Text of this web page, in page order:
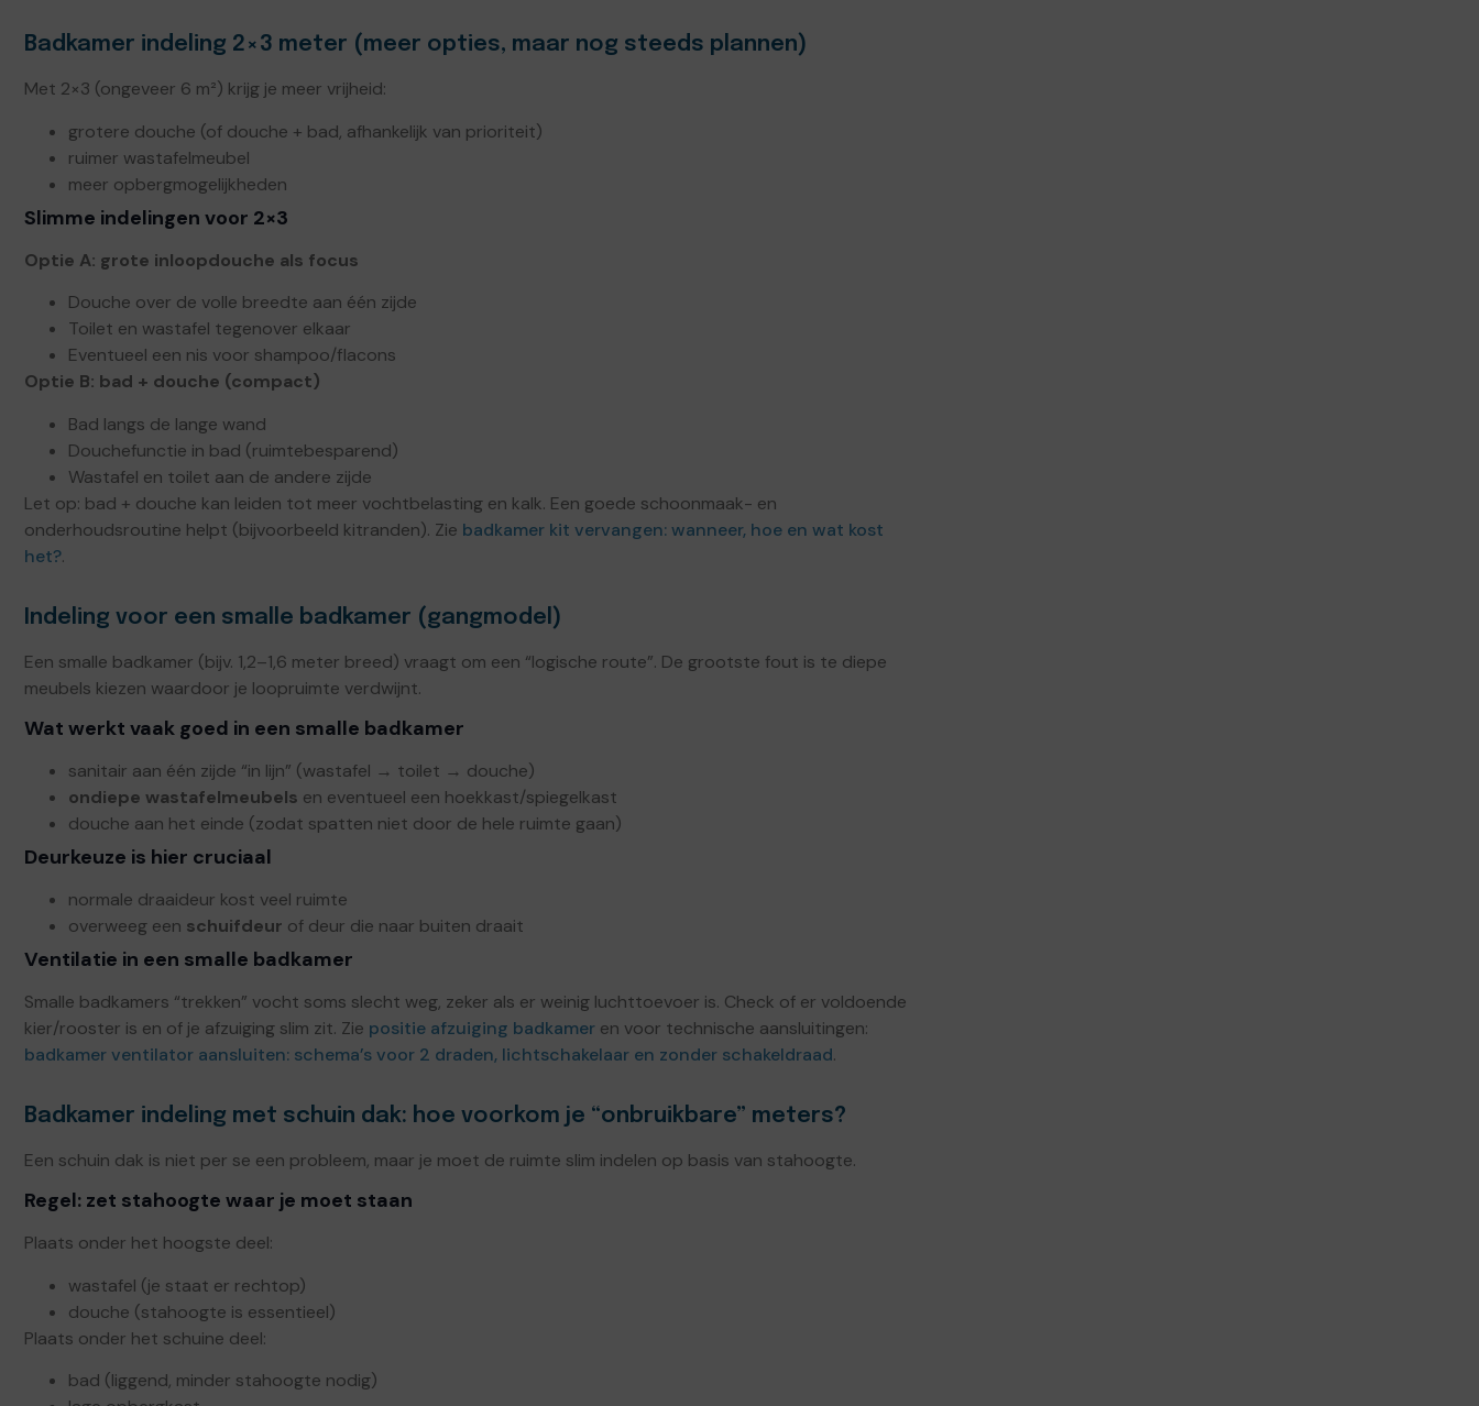
Badkamer indeling 2×3 meter (meer opties, maar nog steeds plannen)
Met 2×3 (ongeveer 6 m²) krijg je meer vrijheid:
grotere douche (of douche + bad, afhankelijk van prioriteit)
ruimer wastafelmeubel
meer opbergmogelijkheden
Slimme indelingen voor 2×3
Optie A: grote inloopdouche als focus
Douche over de volle breedte aan één zijde
Toilet en wastafel tegenover elkaar
Eventueel een nis voor shampoo/flacons
Optie B: bad + douche (compact)
Bad langs de lange wand
Douchefunctie in bad (ruimtebesparend)
Wastafel en toilet aan de andere zijde
Let op: bad + douche kan leiden tot meer vochtbelasting en kalk. Een goede schoonmaak- en
onderhoudsroutine helpt (bijvoorbeeld kitranden). Zie badkamer kit vervangen: wanneer, hoe en wat kost
het?.
Indeling voor een smalle badkamer (gangmodel)
Een smalle badkamer (bijv. 1,2–1,6 meter breed) vraagt om een “logische route”. De grootste fout is te diepe
meubels kiezen waardoor je loopruimte verdwijnt.
Wat werkt vaak goed in een smalle badkamer
sanitair aan één zijde “in lijn” (wastafel → toilet → douche)
ondiepe wastafelmeubels en eventueel een hoekkast/spiegelkast
douche aan het einde (zodat spatten niet door de hele ruimte gaan)
Deurkeuze is hier cruciaal
normale draaideur kost veel ruimte
overweeg een schuifdeur of deur die naar buiten draait
Ventilatie in een smalle badkamer
Smalle badkamers “trekken” vocht soms slecht weg, zeker als er weinig luchttoevoer is. Check of er voldoende
kier/rooster is en of je afzuiging slim zit. Zie positie afzuiging badkamer en voor technische aansluitingen:
badkamer ventilator aansluiten: schema’s voor 2 draden, lichtschakelaar en zonder schakeldraad.
Badkamer indeling met schuin dak: hoe voorkom je “onbruikbare” meters?
Een schuin dak is niet per se een probleem, maar je moet de ruimte slim indelen op basis van stahoogte.
Regel: zet stahoogte waar je moet staan
Plaats onder het hoogste deel:
wastafel (je staat er rechtop)
douche (stahoogte is essentieel)
Plaats onder het schuine deel:
bad (liggend, minder stahoogte nodig)